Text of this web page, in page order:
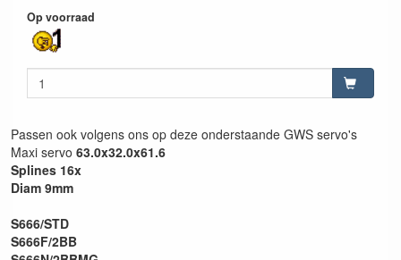
Op voorraad
Passen ook volgens ons op deze onderstaande GWS servo's
Maxi servo 63.0x32.0x61.6
Splines 16x
Diam 9mm
S666/STD
S666F/2BB